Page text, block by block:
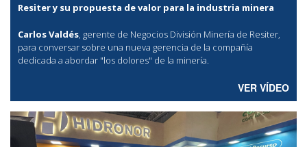
Resiter y su propuesta de valor para la industria minera
Carlos Valdés, gerente de Negocios División Minería de Resiter,
para conversar sobre una nueva gerencia de la compañía
dedicada a abordar "los dolores" de la minería.
VER VÍDEO